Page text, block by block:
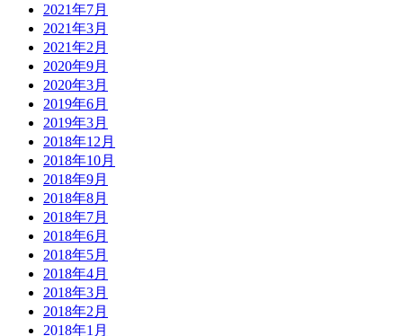
2021年7月
2021年3月
2021年2月
2020年9月
2020年3月
2019年6月
2019年3月
2018年12月
2018年10月
2018年9月
2018年8月
2018年7月
2018年6月
2018年5月
2018年4月
2018年3月
2018年2月
2018年1月